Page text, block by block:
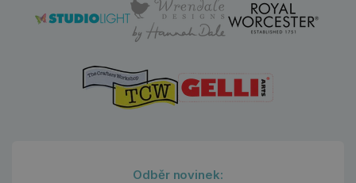
Odběr novinek: